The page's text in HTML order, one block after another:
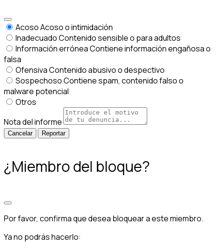
AcosoAcoso o intimidación
InadecuadoContenido sensible o para adultos
Información erróneaContiene información engañosa o
falsa
OfensivaContenido abusivo o despectivo
SospechosoContiene spam, contenido falso o
malware potencial
Otros
Nota del informe
Reportar
¿Miembro del bloque?
Por favor, confirma que desea bloquear a este miembro.
Ya no podrás hacerlo: